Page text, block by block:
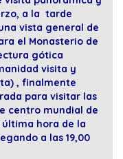
a la tarde
vista general de
el Monasterio de
gótica
visita y
, finalmente
para visitar las
centro mundial de
hora de la
a las 19,00